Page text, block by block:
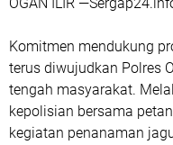
Komitmen mendukung
terus diwujudkan Polres
tengah masyarakat.
kepolisian bersama
kegiatan penanaman